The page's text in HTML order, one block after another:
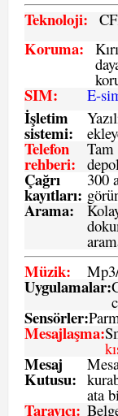
Teknoloji:
Koruma:
SIM: E-
İşletim
sistemi:
Telefon
rehberi:
Tam
Çağrı
kayıtları:
300
Arama:
Müzik:
Uygulamalar:
Sensörler:
Mesajlaşma:
Mesaj
Kutusu:
ata
Tarayıcı: